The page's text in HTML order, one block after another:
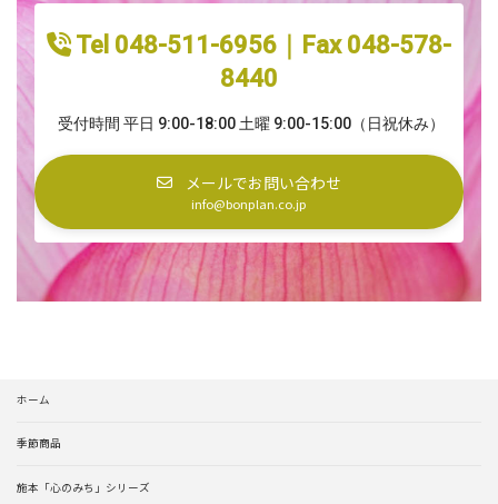
Tel 048-511-6956｜Fax 048-578-
8440
受付時間 平日 9:00-18:00 土曜 9:00-15:00（日祝休み）
メールでお問い合わせ
info@bonplan.co.jp
ホーム
季節商品
施本「心のみち」シリーズ